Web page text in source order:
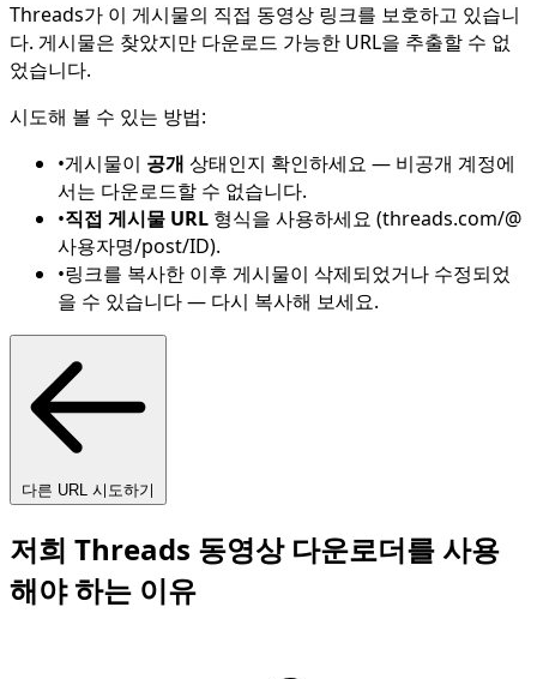
Threads가 이 게시물의 직접 동영상 링크를 보호하고 있습니
다. 게시물은 찾았지만 다운로드 가능한 URL을 추출할 수 없
었습니다.
시도해 볼 수 있는 방법:
•게시물이 공개 상태인지 확인하세요 — 비공개 계정에
서는 다운로드할 수 없습니다.
•직접 게시물 URL 형식을 사용하세요 (threads.com/@
사용자명/post/ID).
•링크를 복사한 이후 게시물이 삭제되었거나 수정되었
을 수 있습니다 — 다시 복사해 보세요.
다른 URL 시도하기
저희 Threads 동영상 다운로더를 사용
해야 하는 이유